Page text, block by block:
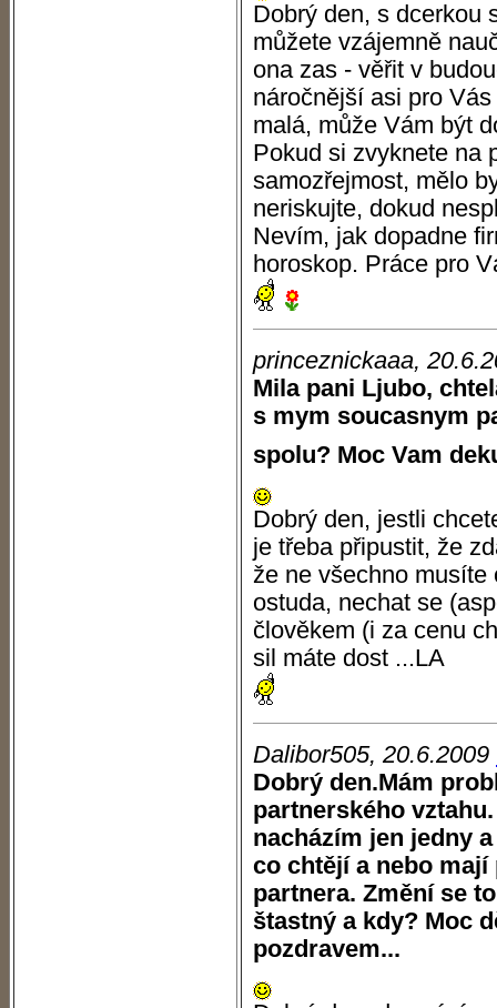
Dobrý den, s dcerkou
můžete vzájemně
ona zas - věřit v
náročnější asi pro
malá, může Vám být
Pokud si zvyknete na
samozřejmost, mělo
neriskujte, dokud
Nevím, jak dopadne
horoskop. Práce pro
princeznickaaa,
Mila pani Ljubo,
s mym soucasnym
spolu? Moc Vam
Dobrý den, jestli
je třeba připustit, že
že ne všechno musíte
ostuda, nechat se
člověkem (i za cenu
sil máte dost ...LA
Dalibor505, 20.6.2009
Dobrý den.Mám
partnerského
nacházím jen jedny
co chtějí a nebo
partnera. Změní se
štastný a kdy? Moc
pozdravem...